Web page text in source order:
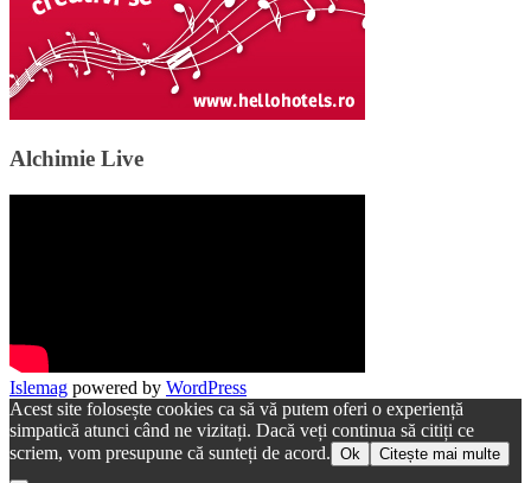
Alchimie Live
Islemag powered by WordPress
Acest site folosește cookies ca să vă putem oferi o experiență
simpatică atunci când ne vizitați. Dacă veți continua să citiți ce
scriem, vom presupune că sunteți de acord. Ok Citește mai multe